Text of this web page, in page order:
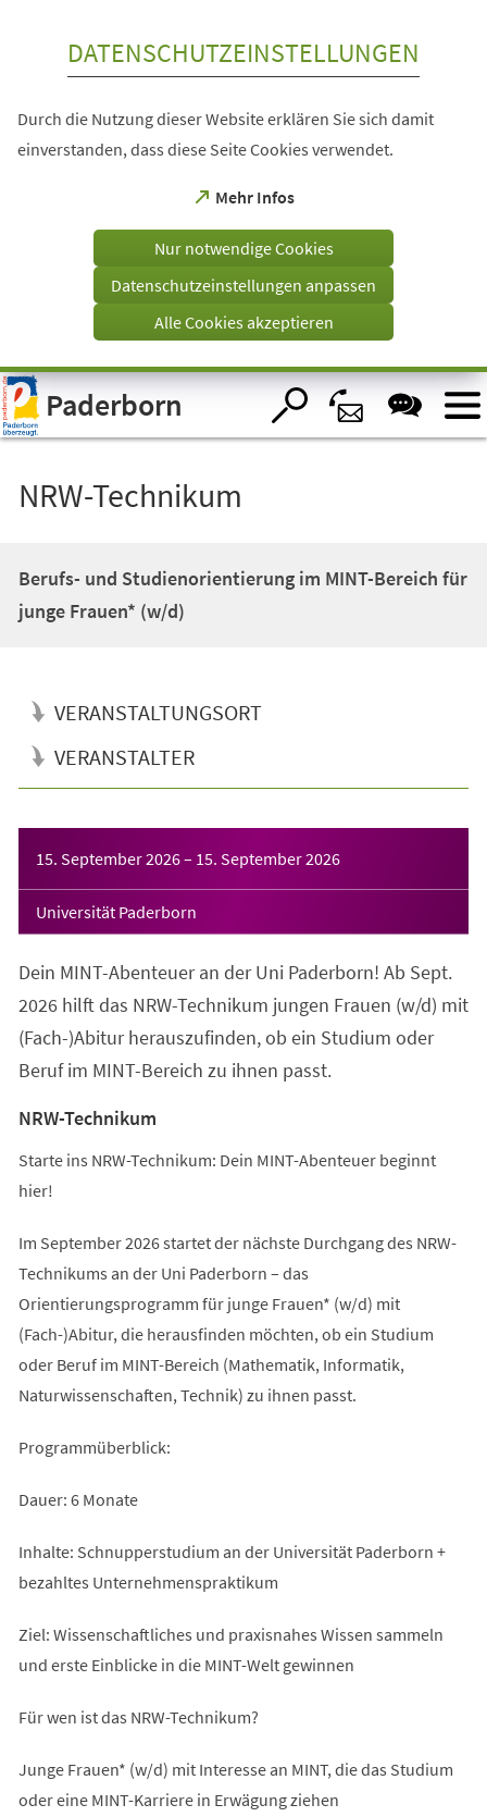
Visuelle
Assistenzsoftware
öffnen.
DATENSCHUTZEINSTELLUNGEN
Durch die Nutzung dieser Website erklären Sie sich damit
einverstanden, dass diese Seite Cookies verwendet.
Mehr Infos
(Öffnet
einem
Tab)
Nur notwendige Cookies
Datenschutzeinstellungen anpassen
Alle Cookies akzeptieren
Paderborn
NRW-Technikum
Berufs- und Studienorientierung im MINT-Bereich für
junge Frauen* (w/d)
VERANSTALTUNGSORT
VERANSTALTER
15. September 2026– 15. September 2026
Universität Paderborn
Dein MINT-Abenteuer an der Uni Paderborn! Ab Sept.
2026 hilft das NRW-Technikum jungen Frauen (w/d) mit
(Fach-)Abitur herauszufinden, ob ein Studium oder
Beruf im MINT-Bereich zu ihnen passt.
NRW-Technikum
Starte ins NRW-Technikum: Dein MINT-Abenteuer beginnt
hier!
Im September 2026 startet der nächste Durchgang des NRW-
Technikums an der Uni Paderborn – das
Orientierungsprogramm für junge Frauen* (w/d) mit
(Fach-)Abitur, die herausfinden möchten, ob ein Studium
oder Beruf im MINT-Bereich (Mathematik, Informatik,
Naturwissenschaften, Technik) zu ihnen passt.
Programmüberblick:
Dauer: 6 Monate
Inhalte: Schnupperstudium an der Universität Paderborn +
bezahltes Unternehmenspraktikum
Ziel: Wissenschaftliches und praxisnahes Wissen sammeln
und erste Einblicke in die MINT-Welt gewinnen
Für wen ist das NRW-Technikum?
Junge Frauen* (w/d) mit Interesse an MINT, die das Studium
oder eine MINT-Karriere in Erwägung ziehen